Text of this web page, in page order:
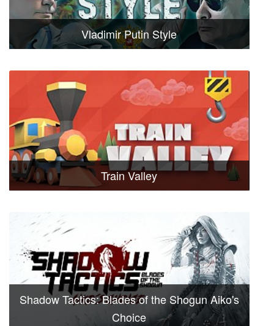
Vladimir Putin Style
Train Valley
Shadow Tactics: Blades of the Shogun Aiko's
Choice